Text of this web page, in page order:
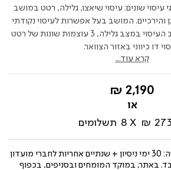
העיסוי כולל 4 סוגי עיסוי שונים: עיסוי שיאצו, גלילה, רטט במושב
והירכיים. המושב בעל אפשרות לעיסוי נקודתי
במצב שיאצו, כיוונון רוחב העיסוי במצב גלילה, 3 עוצמות שונות של רטט
דו כיווני באזור הצוואר.
קרא עוד...
החל
2,190 ₪
8 תשלומים
להודעה חדשה: 30 ימי ניסיון + שנתיים אחריות לחברי מועדון
באתר, במוקד המומחים ובסניפים, בכפוף